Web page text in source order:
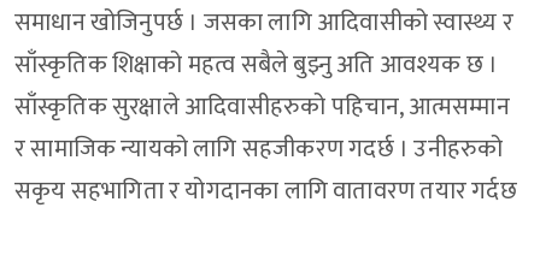
समाधान खोजिनुपर्छ । जसका लागि आदिवासीको स्वास्थ्य र
साँस्कृतिक शिक्षाको महत्व सबैले बुझ्नु अति आवश्यक छ ।
साँस्कृतिक सुरक्षाले आदिवासीहरुको पहिचान, आत्मसम्मान
र सामाजिक न्यायको लागि सहजीकरण गदर्छ । उनीहरुको
सकृय सहभागिता र योगदानका लागि वातावरण तयार गर्दछ